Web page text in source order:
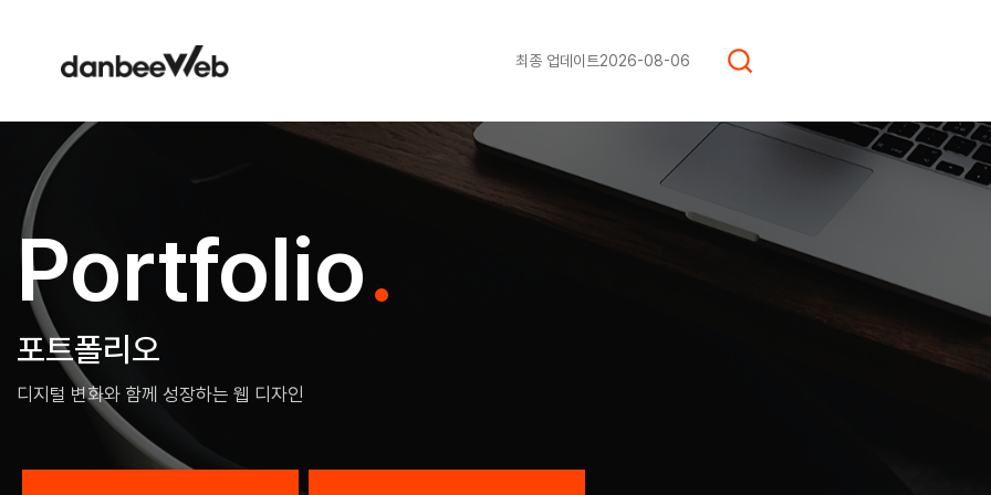
최종 업데이트2026-08-06
Portfolio.
포트폴리오
디지털 변화와 함께 성장하는 웹 디자인